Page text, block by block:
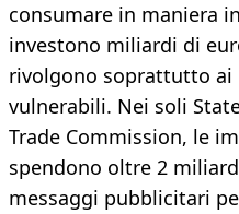
consumare in maniera
investono miliardi di
rivolgono soprattutto ai
vulnerabili. Nei soli
Trade Commission, le
spendono oltre 2
messaggi pubblicitari